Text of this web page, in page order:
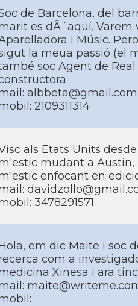
de Barcelona, del
es dÂ´aquí­. Varem
i Músic.
la meua passió (el
soc Agent de
albbeta@gmail.com
2109311314
als Etats Units
mudant a
enfocant en
3478291571
em dic Maite i soc
com a
Xinesa i ara